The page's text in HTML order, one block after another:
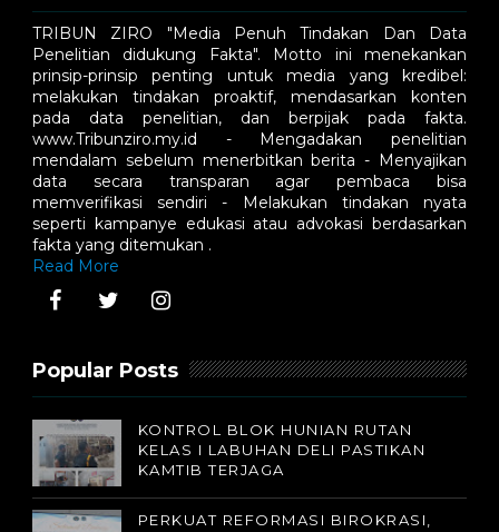
TRIBUN ZIRO "Media Penuh Tindakan Dan Data
Penelitian didukung Fakta". Motto ini menekankan
prinsip-prinsip penting untuk media yang kredibel:
melakukan tindakan proaktif, mendasarkan konten
pada data penelitian, dan berpijak pada fakta.
www.Tribunziro.my.id - Mengadakan penelitian
mendalam sebelum menerbitkan berita - Menyajikan
data secara transparan agar pembaca bisa
memverifikasi sendiri - Melakukan tindakan nyata
seperti kampanye edukasi atau advokasi berdasarkan
fakta yang ditemukan .
Read More
Popular Posts
KONTROL BLOK HUNIAN RUTAN
KELAS I LABUHAN DELI PASTIKAN
KAMTIB TERJAGA
PERKUAT REFORMASI BIROKRASI,